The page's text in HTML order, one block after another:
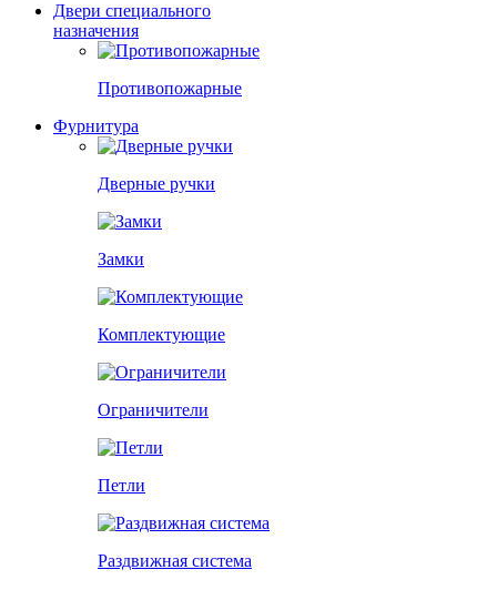
Двери специального
назначения
Противопожарные
Фурнитура
Дверные ручки
Замки
Комплектующие
Ограничители
Петли
Раздвижная система